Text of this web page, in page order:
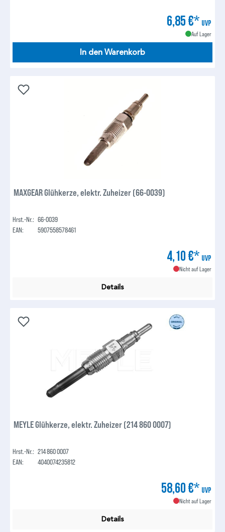
6,85 €* UVP
Auf Lager
In den Warenkorb
MAXGEAR Glühkerze, elektr. Zuheizer (66-0039)
Hrst.-Nr.: 66-0039
EAN:
5907558578461
4,10 €* UVP
Nicht auf Lager
Details
MEYLE Glühkerze, elektr. Zuheizer (214 860 0007)
Hrst.-Nr.: 214 860 0007
EAN:
4040074235812
58,60 €* UVP
Nicht auf Lager
Details